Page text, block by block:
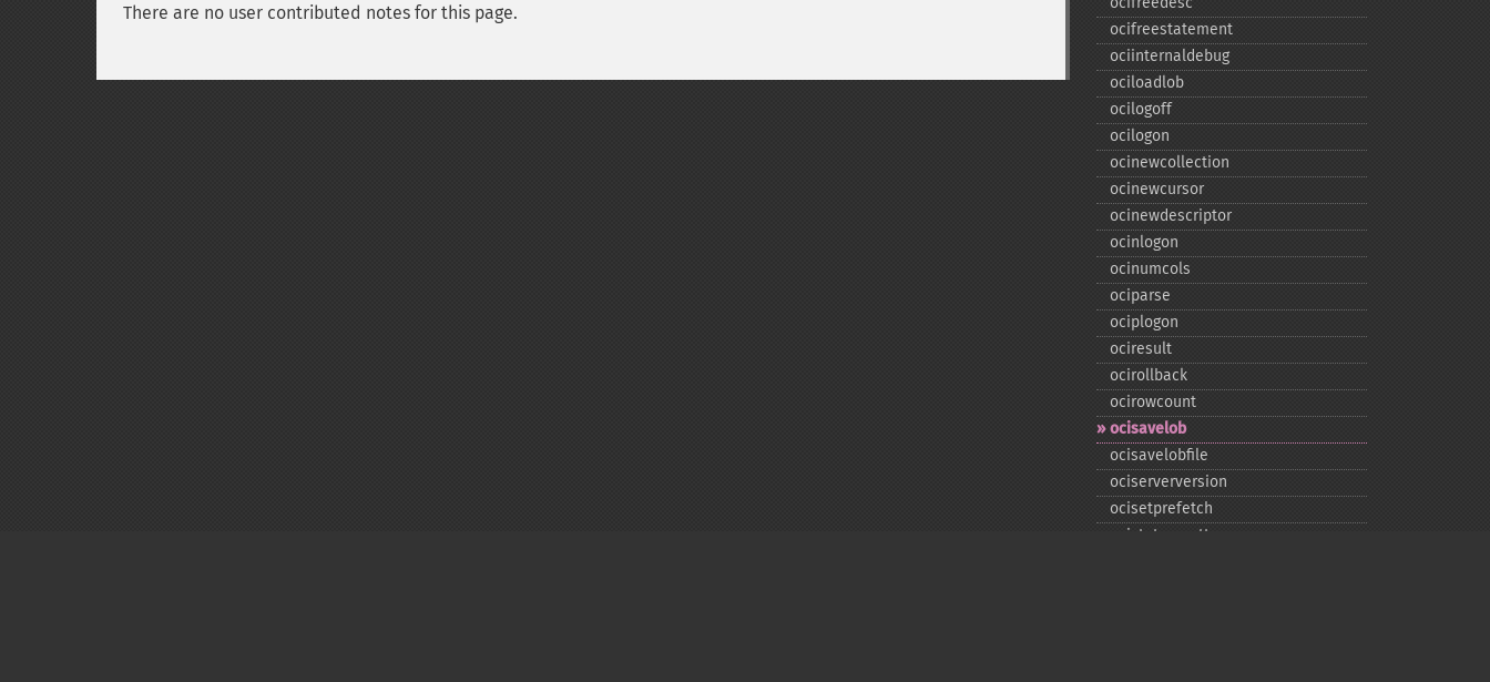
There are no user contributed notes for this page.
ocifreestatement
ociinternaldebug
ociloadlob
ocilogoff
ocilogon
ocinewcollection
ocinewcursor
ocinewdescriptor
ocinlogon
ocinumcols
ociparse
ociplogon
ociresult
ocirollback
ocirowcount
ocisavelob
ocisavelobfile
ociserverversion
ocisetprefetch
ocistatementtype